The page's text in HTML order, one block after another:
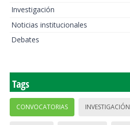
Investigación
Noticias institucionales
Debates
Tags
CONVOCATORIAS INVESTIGACIÓN